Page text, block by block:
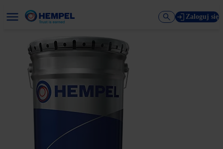
Zaloguj się